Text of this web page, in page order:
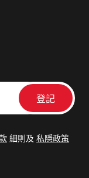
細則及 私隱政策